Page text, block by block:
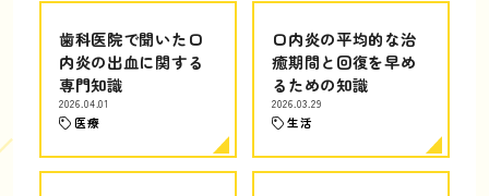
歯科医院で聞いた口
内炎の出血に関する
専門知識
2026.04.01
医療
口内炎の平均的な治
癒期間と回復を早め
るための知識
2026.03.29
生活